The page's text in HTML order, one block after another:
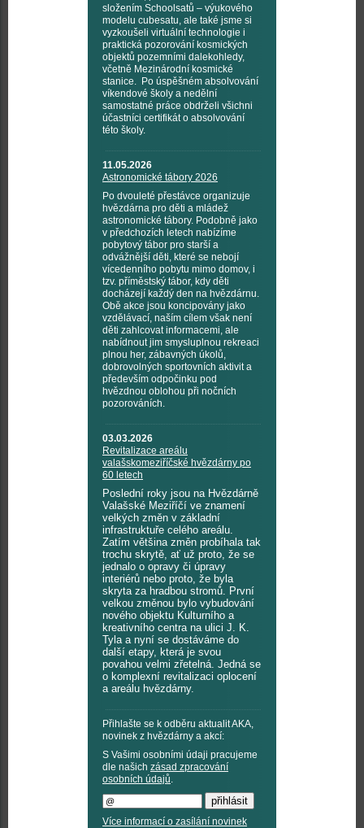
složením Schoolsatů – výukového
modelu cubesatu, ale také jsme si
vyzkoušeli virtuální technologie i
praktická pozorování kosmických
objektů pozemními dalekohledy,
včetně Mezinárodní kosmické
stanice. Po úspěšném absolvování
víkendové školy a nedělní
samostatné práce obdrželi všichni
účastníci certifikát o absolvování
této školy.
11.05.2026
Astronomické tábory 2026
Po dvouleté přestávce organizuje
hvězdárna pro děti a mládež
astronomické tábory. Podobně jako
v předchozích letech nabízíme
pobytový tábor pro starší a
odvážnější děti, které se nebojí
vícedenního pobytu mimo domov, i
tzv. příměstský tábor, kdy děti
docházejí každý den na hvězdárnu.
Obě akce jsou koncipovány jako
vzdělávací, naším cílem však není
děti zahlcovat informacemi, ale
nabídnout jim smysluplnou rekreaci
plnou her, zábavných úkolů,
dobrovolných sportovních aktivit a
především odpočinku pod
hvězdnou oblohou při nočních
pozorováních.
03.03.2026
Revitalizace areálu
valašskomeziříčské hvězdárny po
60 letech
Poslední roky jsou na Hvězdárně
Valašské Meziříčí ve znamení
velkých změn v základní
infrastruktuře celého areálu.
Zatím většina změn probíhala tak
trochu skrytě, ať už proto, že se
jednalo o opravy či úpravy
interiérů nebo proto, že byla
skryta za hradbou stromů. První
velkou změnou bylo vybudování
nového objektu Kulturního a
kreativního centra na ulici J. K.
Tyla a nyní se dostáváme do
další etapy, která je svou
povahou velmi zřetelná. Jedná se
o komplexní revitalizaci oplocení
a areálu hvězdárny.
Přihlašte se k odběru aktualit AKA,
novinek z hvězdárny a akcí:
S Vašimi osobními údaji pracujeme
dle našich zásad zpracování
osobních údajů.
Více informací o zasílání novinek